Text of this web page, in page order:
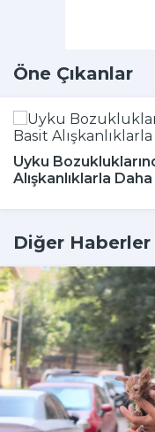
Öne Çıkanlar
Uyku
Alışkanlıklarla
Diğer Haberler